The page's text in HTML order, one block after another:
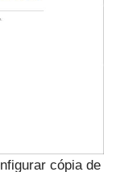
cópia de